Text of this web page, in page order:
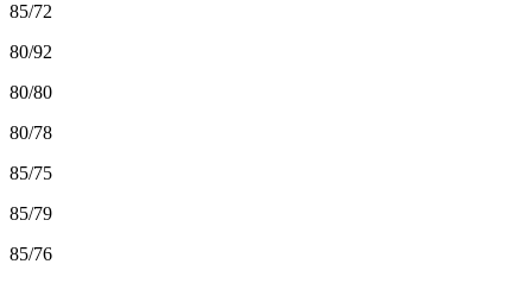
85/72
80/92
80/80
80/78
85/75
85/79
85/76